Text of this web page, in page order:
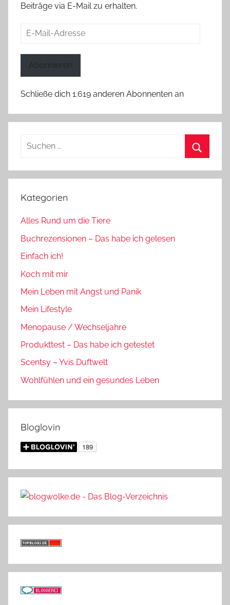
Beiträge via E-Mail zu erhalten.
E-
Abonnieren
Schließe dich 1.619 anderen Abonnenten an
Suchen
Kategorien
Alles Rund um die Tiere
Buchrezensionen – Das habe ich gelesen
Einfach ich!
Koch mit mir
Mein Leben mit Angst und Panik
Mein Lifestyle
Menopause / Wechseljahre
Produkttest – Das habe ich getestet
Scentsy – Yvis Duftwelt
Wohlfühlen und ein gesundes Leben
Bloglovin